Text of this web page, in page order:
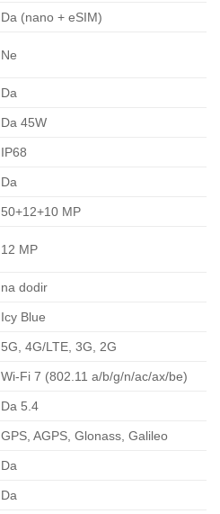
Da (nano + eSIM)
Ne
Da
Da 45W
IP68
Da
50+12+10 MP
12 MP
na dodir
Icy Blue
5G, 4G/LTE, 3G, 2G
Wi-Fi 7 (802.11 a/b/g/n/ac/ax/be)
Da 5.4
GPS, AGPS, Glonass, Galileo
Da
Da